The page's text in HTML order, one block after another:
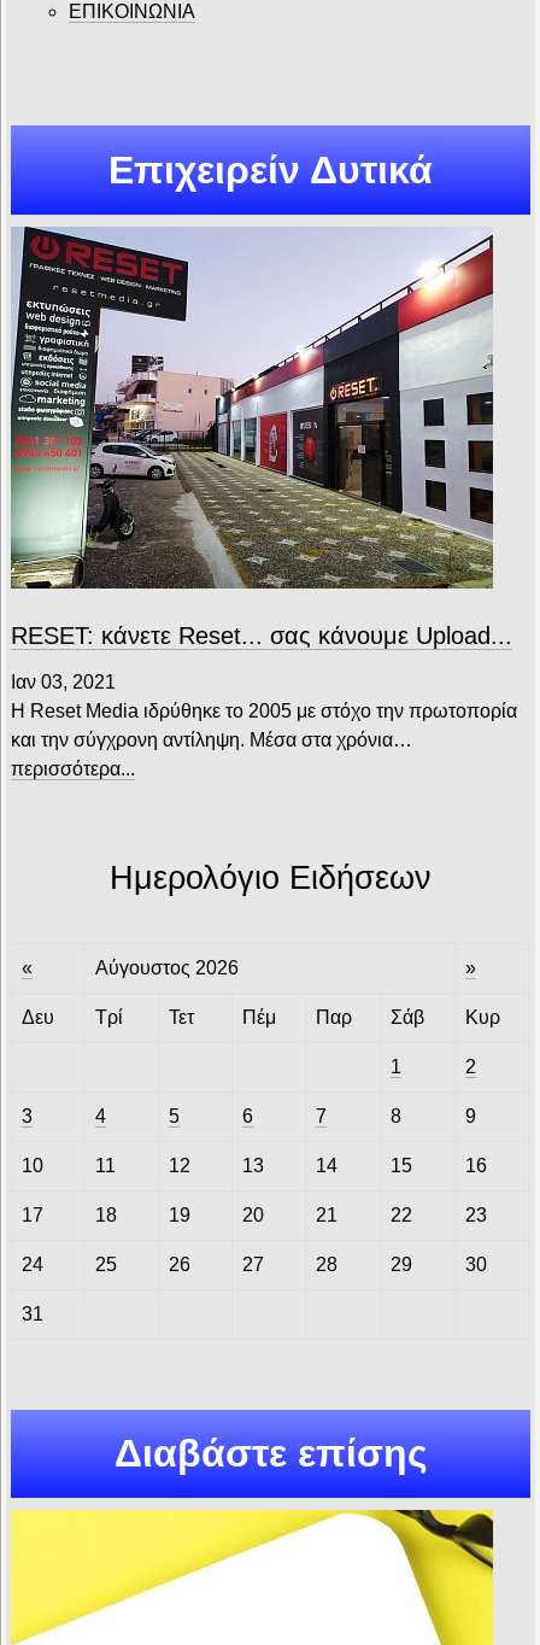
ΕΠΙΚΟΙΝΩΝΙΑ
Επιχειρείν Δυτικά
RESET: κάνετε Reset... σας κάνουμε Upload...
Ιαν 03, 2021
Η Reset Media ιδρύθηκε το 2005 με στόχο την πρωτοπορία
και την σύγχρονη αντίληψη. Μέσα στα χρόνια…
περισσότερα...
Ημερολόγιο Ειδήσεων
« Αύγουστος 2026 »
Δευ Τρί Τετ Πέμ Παρ Σάβ Κυρ
1 2
3 4 5 6 7 8 9
10 11 12 13 14 15 16
17 18 19 20 21 22 23
24 25 26 27 28 29 30
31
Διαβάστε επίσης